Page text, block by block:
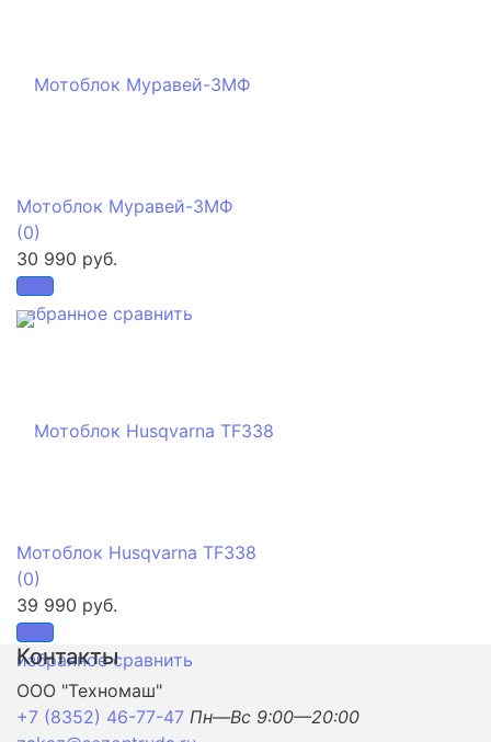
избранное сравнить
Мотоблок Муравей-3МФ
(0)
30 990 руб.
избранное сравнить
Мотоблок Husqvarna TF338
(0)
39 990 руб.
Контакты
ООО "Техномаш"
+7 (8352) 46-77-47 Пн—Вс 9:00—20:00